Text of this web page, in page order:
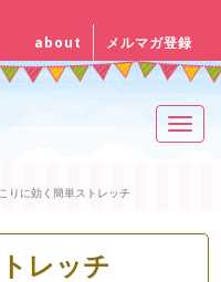
about メルマガ登録
りに効く簡単ストレッチ
レッチ